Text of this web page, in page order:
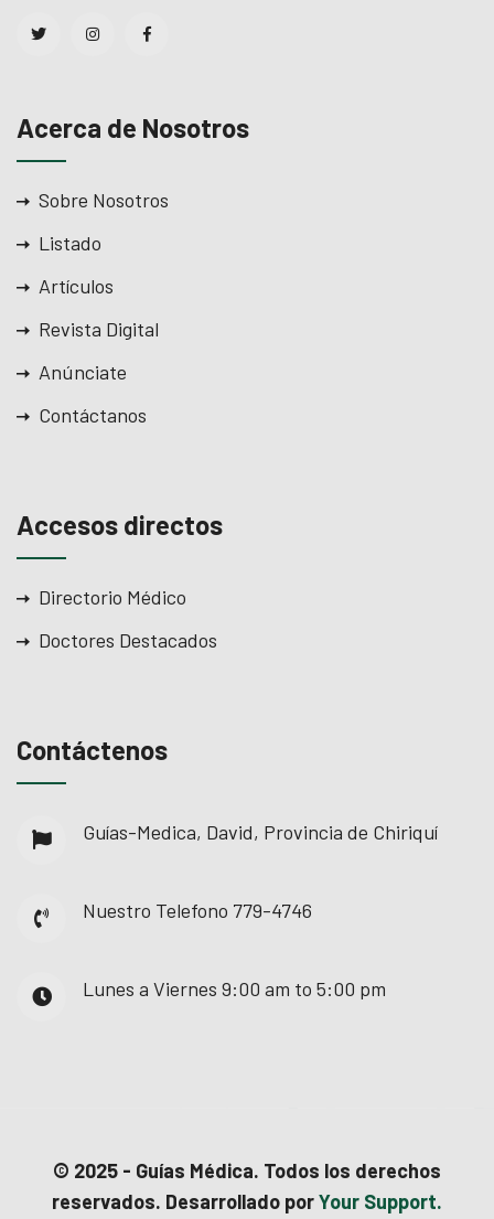
Acerca de Nosotros
Sobre Nosotros
Listado
Artículos
Revista Digital
Anúnciate
Contáctanos
Accesos directos
Directorio Médico
Doctores Destacados
Contáctenos
Guías-Medica, David, Provincia de Chiriquí
Nuestro Telefono 779-4746
Lunes a Viernes 9:00 am to 5:00 pm
© 2025 - Guías Médica. Todos los derechos
reservados. Desarrollado porYour Support.